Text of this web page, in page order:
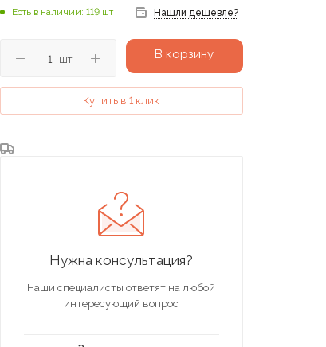
Есть в наличии: 119 шт Нашли дешевле?
шт В корзину
Купить в 1 клик
Нужна консультация?
Наши специалисты ответят на любой
интересующий вопрос